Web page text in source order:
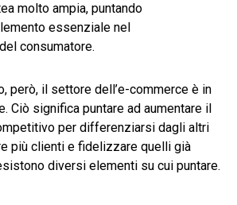
molto ampia, puntando
essenziale nel
del consumatore.
però, il settore dell’e-commerce è in
Ciò significa puntare ad aumentare il
per differenziarsi dagli altri
più clienti e fidelizzare quelli già
diversi elementi su cui puntare.